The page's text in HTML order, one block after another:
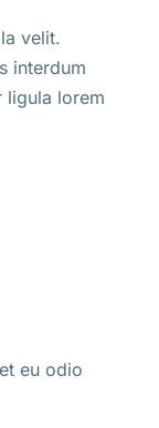
velit.
interdum
ligula lorem
eu odio